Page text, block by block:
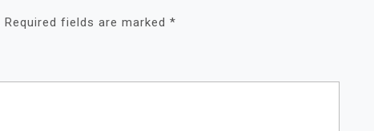
Required fields are marked *